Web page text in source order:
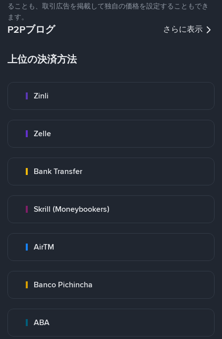
ることも、取引広告を掲載して独自の価格を設定することもでき
ます。
P2Pブログ さらに表示
上位の決済方法
Zinli
Zelle
Bank Transfer
Skrill (Moneybookers)
AirTM
Banco Pichincha
ABA